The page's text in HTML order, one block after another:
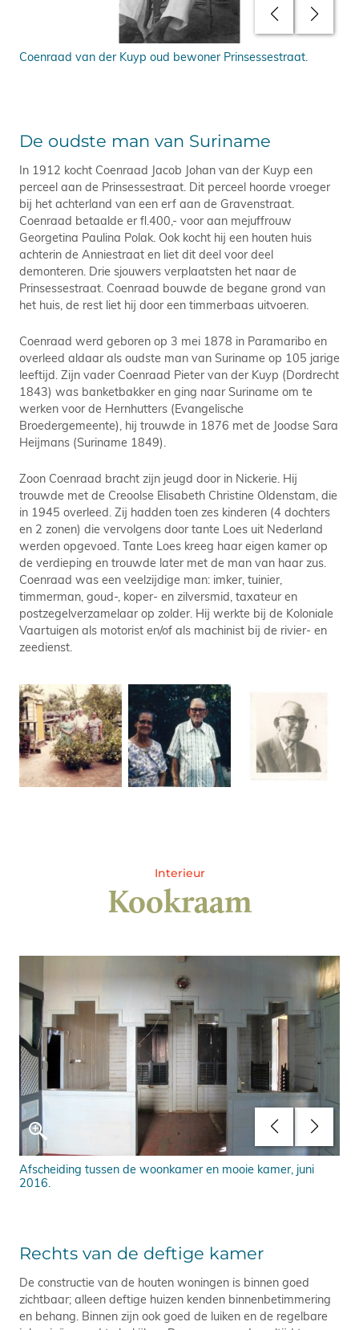
Coenraad van der Kuyp oud bewoner Prinsessestraat.
De oudste man van Suriname
In 1912 kocht Coenraad Jacob Johan van der Kuyp een
perceel aan de Prinsessestraat. Dit perceel hoorde vroeger
bij het achterland van een erf aan de Gravenstraat.
Coenraad betaalde er fl.400,- voor aan mejuffrouw
Georgetina Paulina Polak. Ook kocht hij een houten huis
achterin de Anniestraat en liet dit deel voor deel
demonteren. Drie sjouwers verplaatsten het naar de
Prinsessestraat. Coenraad bouwde de begane grond van
het huis, de rest liet hij door een timmerbaas uitvoeren.
Coenraad werd geboren op 3 mei 1878 in Paramaribo en
overleed aldaar als oudste man van Suriname op 105 jarige
leeftijd. Zijn vader Coenraad Pieter van der Kuyp (Dordrecht
1843) was banketbakker en ging naar Suriname om te
werken voor de Hernhutters (Evangelische
Broedergemeente), hij trouwde in 1876 met de Joodse Sara
Heijmans (Suriname 1849).
Zoon Coenraad bracht zijn jeugd door in Nickerie. Hij
trouwde met de Creoolse Elisabeth Christine Oldenstam, die
in 1945 overleed. Zij hadden toen zes kinderen (4 dochters
en 2 zonen) die vervolgens door tante Loes uit Nederland
werden opgevoed. Tante Loes kreeg haar eigen kamer op
de verdieping en trouwde later met de man van haar zus.
Coenraad was een veelzijdige man: imker, tuinier,
timmerman, goud-, koper- en zilversmid, taxateur en
postzegelverzamelaar op zolder. Hij werkte bij de Koloniale
Vaartuigen als motorist en/of als machinist bij de rivier- en
zeedienst.
Interieur
Kookraam
Afscheiding tussen de woonkamer en mooie kamer, juni
2016.
Rechts van de deftige kamer
De constructie van de houten woningen is binnen goed
zichtbaar; alleen deftige huizen kenden binnenbetimmering
en behang. Binnen zijn ook goed de luiken en de regelbare